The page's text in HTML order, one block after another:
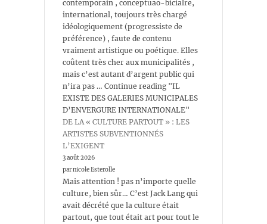
contemporain , conceptuao-bicialre,
international, toujours très chargé
idéologiquement (progressiste de
préférence) , faute de contenu
vraiment artistique ou poétique. Elles
coûtent très cher aux municipalités ,
mais c’est autant d’argent public qui
n’ira pas … Continue reading "IL
EXISTE DES GALERIES MUNICIPALES
D’ENVERGURE INTERNATIONALE"
DE LA « CULTURE PARTOUT » : LES
ARTISTES SUBVENTIONNÉS
L’EXIGENT
3 août 2026
par nicole Esterolle
Mais attention ! pas n’importe quelle
culture, bien sûr… C’est Jack Lang qui
avait décrété que la culture était
partout, que tout était art pour tout le